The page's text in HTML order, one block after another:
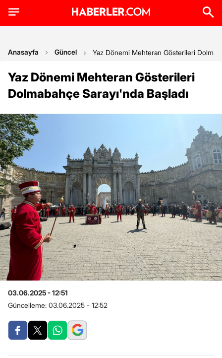
Anasayfa Güncel Yaz Dönemi Mehteran Gösterileri
Yaz Dönemi Mehteran Gösterileri
Dolmabahçe Sarayı'nda Başladı
03.06.2025 - 12:51
Güncelleme: 03.06.2025 - 12:52